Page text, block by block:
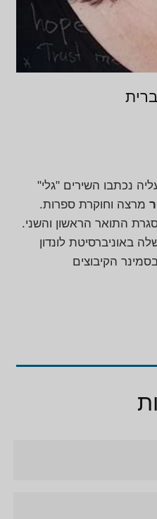
נכתבו השירים "גלי"
מרצה וחוקרת ספרות.
התואר הראשון והשני.
באוניברסיטת לונדון
הקיבוצים